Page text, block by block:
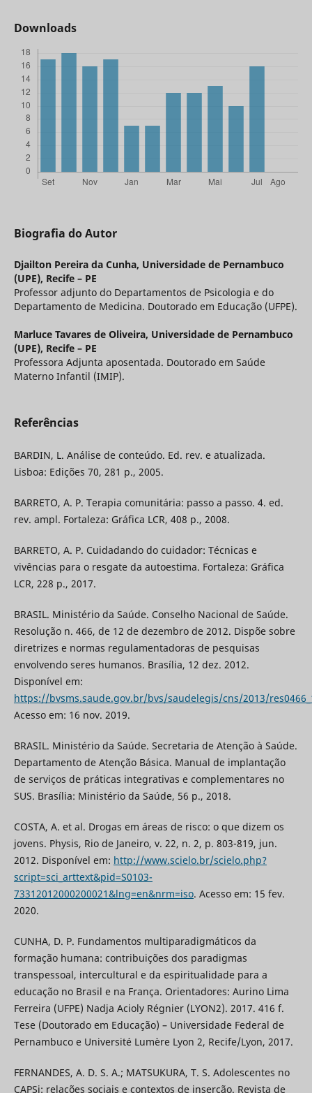
Downloads
Biografia do Autor
Djailton Pereira da Cunha, Universidade de Pernambuco
(UPE), Recife – PE
Professor adjunto do Departamentos de Psicologia e do
Departamento de Medicina. Doutorado em Educação (UFPE).
Marluce Tavares de Oliveira, Universidade de Pernambuco
(UPE), Recife – PE
Professora Adjunta aposentada. Doutorado em Saúde
Materno Infantil (IMIP).
Referências
BARDIN, L. Análise de conteúdo. Ed. rev. e atualizada.
Lisboa: Edições 70, 281 p., 2005.
BARRETO, A. P. Terapia comunitária: passo a passo. 4. ed.
rev. ampl. Fortaleza: Gráfica LCR, 408 p., 2008.
BARRETO, A. P. Cuidadando do cuidador: Técnicas e
vivências para o resgate da autoestima. Fortaleza: Gráfica
LCR, 228 p., 2017.
BRASIL. Ministério da Saúde. Conselho Nacional de Saúde.
Resolução n. 466, de 12 de dezembro de 2012. Dispõe sobre
diretrizes e normas regulamentadoras de pesquisas
envolvendo seres humanos. Brasília, 12 dez. 2012.
Disponível em:
https://bvsms.saude.gov.br/bvs/saudelegis/cns/2013/
Acesso em: 16 nov. 2019.
BRASIL. Ministério da Saúde. Secretaria de Atenção à Saúde.
Departamento de Atenção Básica. Manual de implantação
de serviços de práticas integrativas e complementares no
SUS. Brasília: Ministério da Saúde, 56 p., 2018.
COSTA, A. et al. Drogas em áreas de risco: o que dizem os
jovens. Physis, Rio de Janeiro, v. 22, n. 2, p. 803-819, jun.
2012. Disponível em: http://www.scielo.br/scielo.php?
script=sci_arttext&pid=S0103-
73312012000200021&lng=en&nrm=iso. Acesso em: 15 fev.
2020.
CUNHA, D. P. Fundamentos multiparadigmáticos da
formação humana: contribuições dos paradigmas
transpessoal, intercultural e da espiritualidade para a
educação no Brasil e na França. Orientadores: Aurino Lima
Ferreira (UFPE) Nadja Acioly Régnier (LYON2). 2017. 416 f.
Tese (Doutorado em Educação) – Universidade Federal de
Pernambuco e Université Lumère Lyon 2, Recife/Lyon, 2017.
FERNANDES, A. D. S. A.; MATSUKURA, T. S. Adolescentes no
CAPSi: relações sociais e contextos de inserção. Revista de